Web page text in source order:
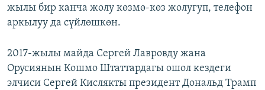
жылы бир канча жолу көзмө-көз жолугуп, телефон
аркылуу да сүйлөшкөн.
2017-жылы майда Сергей Лавровду жана
Орусиянын Кошмо Штаттардагы ошол кездеги
элчиси Сергей Кислякты президент Дональд Трамп